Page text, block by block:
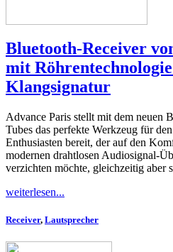
Bluetooth-Receiver
mit
Klangsignatur
Advance Paris stellt mit dem neuen
Tubes das perfekte Werkzeug für
Enthusiasten bereit, der auf den
modernen drahtlosen Audiosignal-
verzichten möchte, gleichzeitig aber
weiterlesen...
Receiver, Lautsprecher